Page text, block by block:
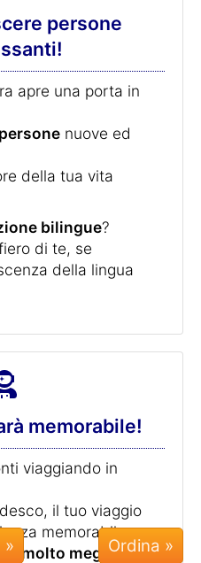
persone
apre una porta in
persone nuove ed
della tua vita
bilingue?
di te, se
della lingua
memorabile!
viaggiando in
il tuo viaggio
memorabile:
molto meglioil
»